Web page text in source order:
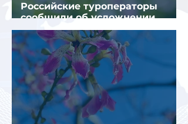
Российские туроператоры
сообщили об усложнении
получения виз в Грецию